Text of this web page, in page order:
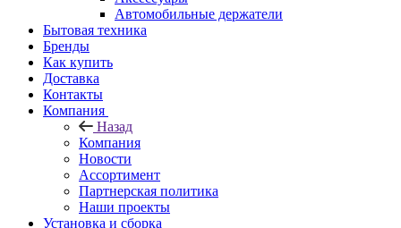
Автомобильные держатели
Бытовая техника
Бренды
Как купить
Доставка
Контакты
Компания
Назад
Компания
Новости
Ассортимент
Партнерская политика
Наши проекты
Установка и сборка